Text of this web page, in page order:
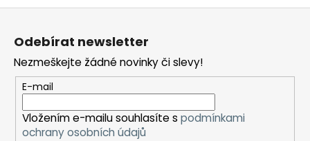
Odebírat newsletter
Nezmeškejte žádné novinky či slevy!
E-mail
Vložením e-mailu souhlasíte s podmínkami
ochrany osobních údajů